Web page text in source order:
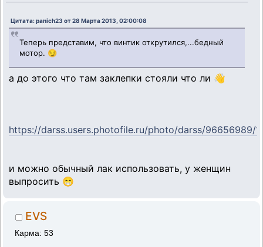
Цитата: panich23 от 28 Марта 2013, 02:00:08
Теперь представим, что винтик открутился,...бедный
мотор. 😏
а до этого что там заклепки стояли что ли 👋
https://darss.users.photofile.ru/photo/darss/96656989/
и можно обычный лак использовать, у женщин
выпросить 😁
EVS
Карма: 53